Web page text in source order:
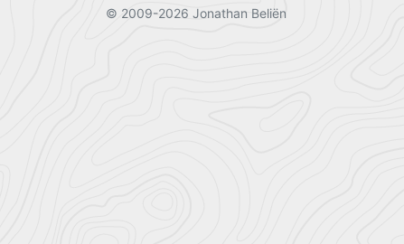
© 2009-2026 Jonathan Beliën